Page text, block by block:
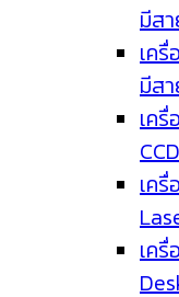
มีส
เค
มีส
เค
เค
เค